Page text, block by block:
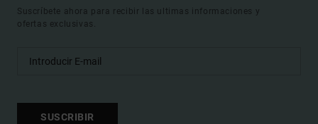
Suscríbete ahora para recibir las ultimas informaciones y
ofertas exclusivas.
SUSCRIBIR